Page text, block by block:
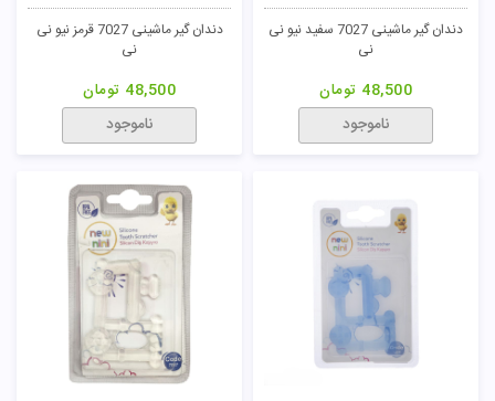
دندان گیر ماشینی 7027 سفید نیو نی
نی
48,500 تومان
ناموجود
دندان گیر ماشینی 7027 قرمز نیو نی
نی
48,500 تومان
ناموجود